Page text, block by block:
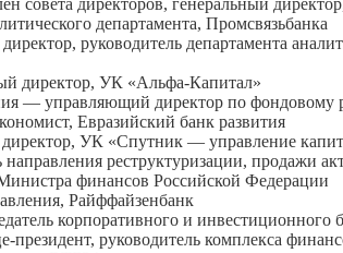
департамента, Промсвязьбанка
руководитель департамента
директор, УК «Альфа-Капитал»
— управляющий директор по фондовому
Евразийский банк развития
директор, УК «Спутник — управление
направления реструктуризации, продажи
финансов Российской Федерации
Райффайзенбанк
корпоративного и инвестиционного
президент, руководитель комплекса